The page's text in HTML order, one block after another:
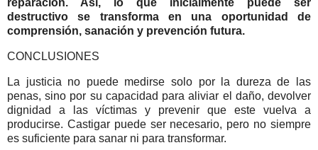
destructivo se transforma en una oportunidad de
comprensión, sanación y prevención futura.
CONCLUSIONES
La justicia no puede medirse solo por la dureza de las
penas, sino por su capacidad para aliviar el daño, devolver
dignidad a las víctimas y prevenir que este vuelva a
producirse. Castigar puede ser necesario, pero no siempre
es suficiente para sanar ni para transformar.